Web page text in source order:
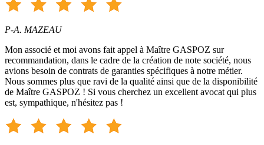
P-A. MAZEAU
Mon associé et moi avons fait appel à Maître GASPOZ sur
recommandation, dans le cadre de la création de note société, nous
avions besoin de contrats de garanties spécifiques à notre métier.
Nous sommes plus que ravi de la qualité ainsi que de la disponibilité
de Maître GASPOZ ! Si vous cherchez un excellent avocat qui plus
est, sympathique, n'hésitez pas !